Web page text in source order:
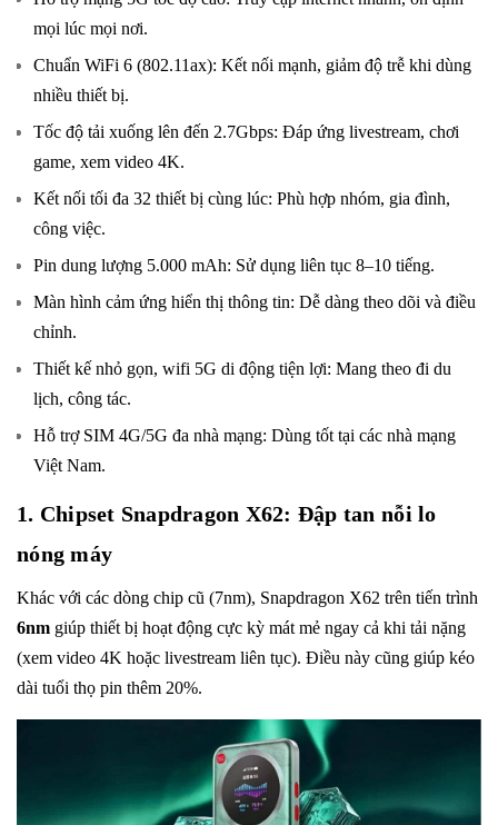
mọi lúc mọi nơi.
Chuẩn WiFi 6 (802.11ax): Kết nối mạnh, giảm độ trễ khi dùng
nhiều thiết bị.
Tốc độ tải xuống lên đến 2.7Gbps: Đáp ứng livestream, chơi
game, xem video 4K.
Kết nối tối đa 32 thiết bị cùng lúc: Phù hợp nhóm, gia đình,
công việc.
Pin dung lượng 5.000 mAh: Sử dụng liên tục 8–10 tiếng.
Màn hình cảm ứng hiển thị thông tin: Dễ dàng theo dõi và điều
chỉnh.
Thiết kế nhỏ gọn, wifi 5G di động tiện lợi: Mang theo đi du
lịch, công tác.
Hỗ trợ SIM 4G/5G đa nhà mạng: Dùng tốt tại các nhà mạng
Việt Nam.
1. Chipset Snapdragon X62: Đập tan nỗi lo
nóng máy
Khác với các dòng chip cũ (7nm), Snapdragon X62 trên tiến trình
6nm giúp thiết bị hoạt động cực kỳ mát mẻ ngay cả khi tải nặng
(xem video 4K hoặc livestream liên tục). Điều này cũng giúp kéo
dài tuổi thọ pin thêm 20%.